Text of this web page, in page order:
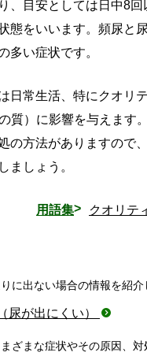
、目安としては日中8回
態をいいます。頻尿と
多い症状です。
日常生活、特にクオリ
の質）に影響を与えます
の方法がありますので
ましょう。
用語集 クオリテ
に出ない場合の情報を紹介
尿が出にくい）
ざまな症状やその原因、